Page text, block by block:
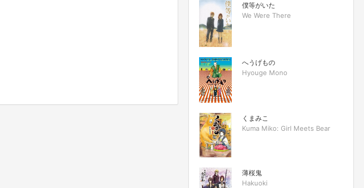
僕等がいた
We Were There
へうげもの
Hyouge Mono
くまみこ
Kuma Miko: Girl Meets Bear
薄桜鬼
Hakuoki